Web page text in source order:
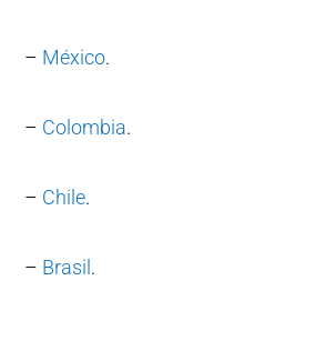
– México.
– Colombia.
– Chile.
– Brasil .